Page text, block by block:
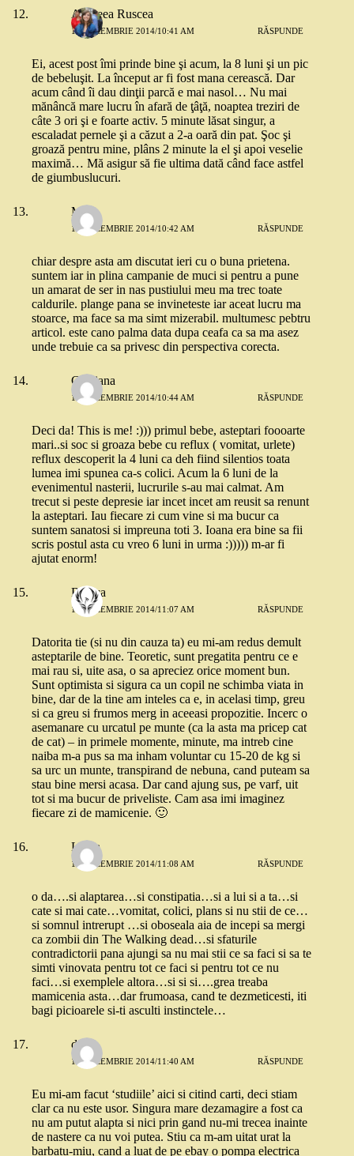
Andreea Ruscea
15 DECEMBRIE 2014/10:41 AM RĂSPUNDE
Ei, acest post îmi prinde bine şi acum, la 8 luni şi un pic
de bebeluşit. La început ar fi fost mana cerească. Dar
acum când îi dau dinţii parcă e mai nasol… Nu mai
mănâncă mare lucru în afară de ţâţă, noaptea treziri de
câte 3 ori şi e foarte activ. 5 minute lăsat singur, a
escaladat pernele şi a căzut a 2-a oară din pat. Şoc şi
groază pentru mine, plâns 2 minute la el şi apoi veselie
maximă… Mă asigur să fie ultima dată când face astfel
de giumbuslucuri.
Mia
15 DECEMBRIE 2014/10:42 AM RĂSPUNDE
chiar despre asta am discutat ieri cu o buna prietena.
suntem iar in plina campanie de muci si pentru a pune
un amarat de ser in nas pustiului meu ma trec toate
caldurile. plange pana se invineteste iar aceat lucru ma
stoarce, ma face sa ma simt mizerabil. multumesc pebtru
articol. este cano palma data dupa ceafa ca sa ma asez
unde trebuie ca sa privesc din perspectiva corecta.
Cristiana
15 DECEMBRIE 2014/10:44 AM RĂSPUNDE
Deci da! This is me! :))) primul bebe, asteptari foooarte
mari..si soc si groaza bebe cu reflux ( vomitat, urlete)
reflux descoperit la 4 luni ca deh fiind silentios toata
lumea imi spunea ca-s colici. Acum la 6 luni de la
evenimentul nasterii, lucrurile s-au mai calmat. Am
trecut si peste depresie iar incet incet am reusit sa renunt
la asteptari. Iau fiecare zi cum vine si ma bucur ca
suntem sanatosi si impreuna toti 3. Ioana era bine sa fii
scris postul asta cu vreo 6 luni in urma :))))) m-ar fi
ajutat enorm!
Bianca
15 DECEMBRIE 2014/11:07 AM RĂSPUNDE
Datorita tie (si nu din cauza ta) eu mi-am redus demult
asteptarile de bine. Teoretic, sunt pregatita pentru ce e
mai rau si, uite asa, o sa apreciez orice moment bun.
Sunt optimista si sigura ca un copil ne schimba viata in
bine, dar de la tine am inteles ca e, in acelasi timp, greu
si ca greu si frumos merg in aceeasi propozitie. Incerc o
asemanare cu urcatul pe munte (ca la asta ma pricep cat
de cat) – in primele momente, minute, ma intreb cine
naiba m-a pus sa ma inham voluntar cu 15-20 de kg si
sa urc un munte, transpirand de nebuna, cand puteam sa
stau bine mersi acasa. Dar cand ajung sus, pe varf, uit
tot si ma bucur de priveliste. Cam asa imi imaginez
fiecare zi de mamicenie. 🙂
Laura
15 DECEMBRIE 2014/11:08 AM RĂSPUNDE
o da….si alaptarea…si constipatia…si a lui si a ta…si
cate si mai cate…vomitat, colici, plans si nu stii de ce…
si somnul intrerupt …si oboseala aia de incepi sa mergi
ca zombii din The Walking dead…si sfaturile
contradictorii pana ajungi sa nu mai stii ce sa faci si sa te
simti vinovata pentru tot ce faci si pentru tot ce nu
faci…si exemplele altora…si si si….grea treaba
mamicenia asta…dar frumoasa, cand te dezmeticesti, iti
bagi picioarele si-ti asculti instinctele…
dojo
15 DECEMBRIE 2014/11:40 AM RĂSPUNDE
Eu mi-am facut ‘studiile’ aici si citind carti, deci stiam
clar ca nu este usor. Singura mare dezamagire a fost ca
nu am putut alapta si nici prin gand nu-mi trecea inainte
de nastere ca nu voi putea. Stiu ca m-am uitat urat la
barbatu-miu, cand a luat de pe ebay o pompa electrica